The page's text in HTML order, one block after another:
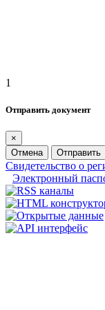
1
Отправить документ
×
Отмена
Отправить
Свидетельство о
Электронный